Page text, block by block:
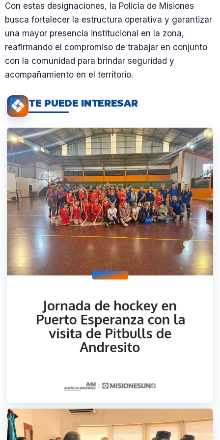
Con estas designaciones, la Policía de Misiones
busca fortalecer la estructura operativa y garantizar
una mayor presencia institucional en la zona,
reafirmando el compromiso de trabajar en conjunto
con la comunidad para brindar seguridad y
acompañamiento en el territorio.
TE PUEDE INTERESAR